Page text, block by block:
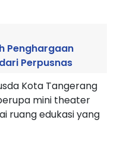
Penghargaan
Perpusnas
Kota Tangerang
mini theater
ruang edukasi yang